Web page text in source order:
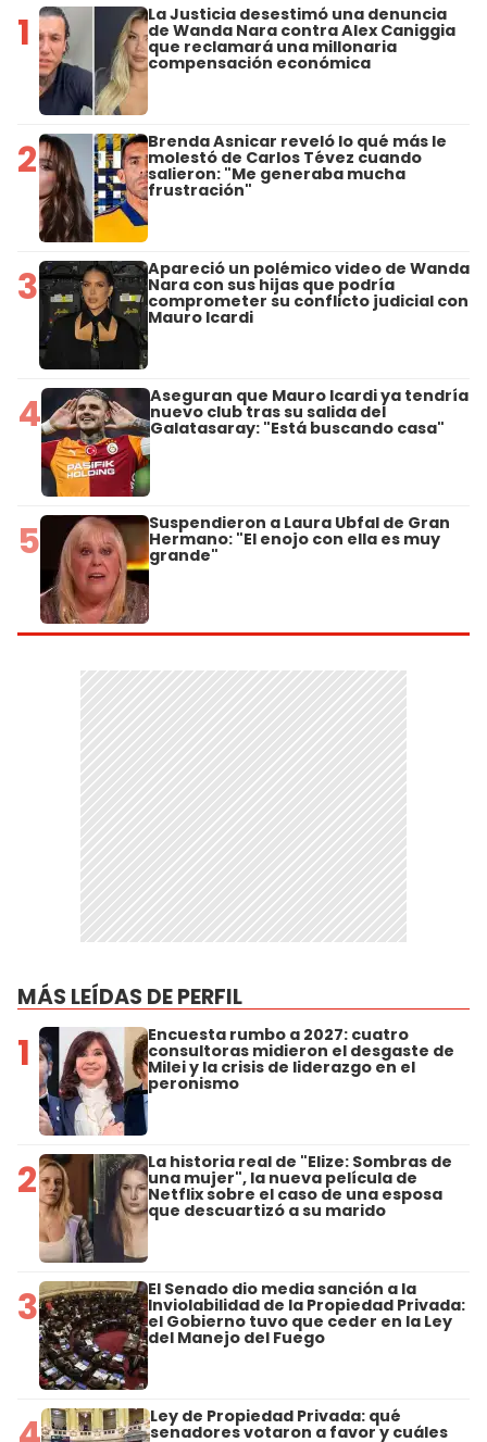
1 La Justicia desestimó una denuncia
de Wanda Nara contra Alex Caniggia
que reclamará una millonaria
compensación económica
2 Brenda Asnicar reveló lo qué más le
molestó de Carlos Tévez cuando
salieron: "Me generaba mucha
frustración"
3 Apareció un polémico video de Wanda
Nara con sus hijas que podría
comprometer su conflicto judicial con
Mauro Icardi
4 Aseguran que Mauro Icardi ya tendría
nuevo club tras su salida del
Galatasaray: "Está buscando casa"
5 Suspendieron a Laura Ubfal de Gran
Hermano: "El enojo con ella es muy
grande"
MÁS LEÍDAS DE PERFIL
1 Encuesta rumbo a 2027: cuatro
consultoras midieron el desgaste de
Milei y la crisis de liderazgo en el
peronismo
2 La historia real de "Elize: Sombras de
una mujer", la nueva película de
Netflix sobre el caso de una esposa
que descuartizó a su marido
3 El Senado dio media sanción a la
Inviolabilidad de la Propiedad Privada:
el Gobierno tuvo que ceder en la Ley
del Manejo del Fuego
Ley de Propiedad Privada: qué
senadores votaron a favor y cuáles